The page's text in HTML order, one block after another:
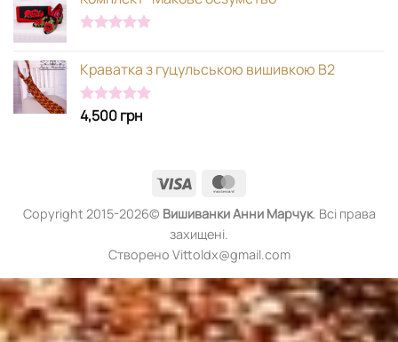
Краватка з гуцульською вишивкою В2
Оцінено в
з 5
4,500грн
Visa
Copyright 2015-2026© ВишиванкиАнни Марчук. Всі права
захищені.
Створено Vittoldx@gmail.com